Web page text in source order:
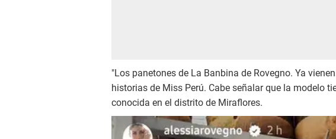
"Los panetones de La Banbina de Rovegno. Ya
historias de Miss Perú. Cabe señalar que la modelo
conocida en el distrito de Miraflores.